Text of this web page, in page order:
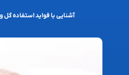
آشنایی با فواید استفاده گل